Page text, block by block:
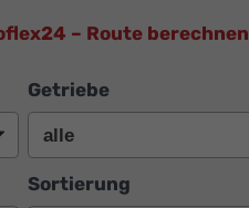
– Route berechnen
Getriebe
Sortierung